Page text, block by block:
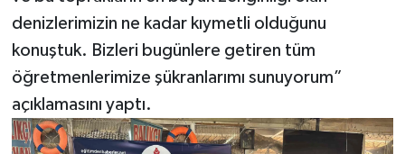
denizlerimizin ne kadar kıymetli olduğunu
konuştuk. Bizleri bugünlere getiren tüm
öğretmenlerimize şükranlarımı sunuyorum”
açıklamasını yaptı.